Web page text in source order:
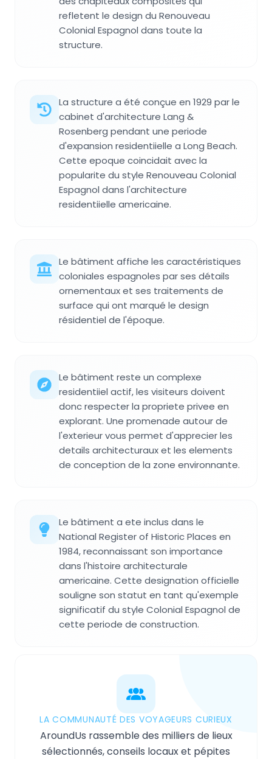
refletent le design du Renouveau
Colonial Espagnol dans toute la
structure.
La structure a été conçue en 1929 par le
cabinet d'architecture Lang &
Rosenberg pendant une periode
d'expansion residentiielle a Long Beach.
Cette epoque coincidait avec la
popularite du style Renouveau Colonial
Espagnol dans l'architecture
residentiielle americaine.
Le bâtiment affiche les caractéristiques
coloniales espagnoles par ses détails
ornementaux et ses traitements de
surface qui ont marqué le design
résidentiel de l'époque.
Le bâtiment reste un complexe
residentiiel actif, les visiteurs doivent
donc respecter la propriete privee en
explorant. Une promenade autour de
l'exterieur vous permet d'apprecier les
details architecturaux et les elements
de conception de la zone environnante.
Le bâtiment a ete inclus dans le
National Register of Historic Places en
1984, reconnaissant son importance
dans l'histoire architecturale
americaine. Cette designation officielle
souligne son statut en tant qu'exemple
significatif du style Colonial Espagnol de
cette periode de construction.
LA COMMUNAUTÉ DES VOYAGEURS CURIEUX
AroundUs rassemble des milliers de lieux
sélectionnés, conseils locaux et pépites